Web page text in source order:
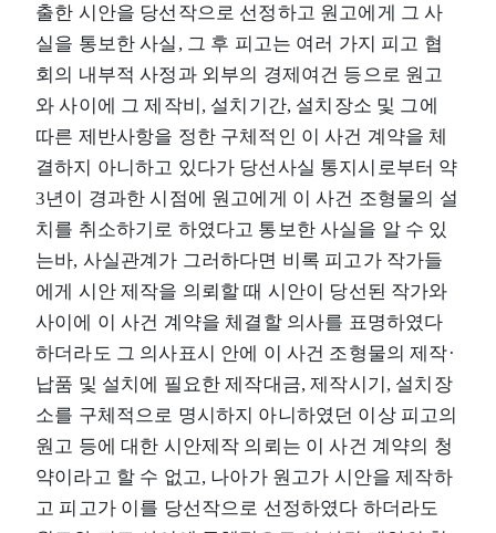
출한 시안을 당선작으로 선정하고 원고에게 그 사
실을 통보한 사실, 그 후 피고는 여러 가지 피고 협
회의 내부적 사정과 외부의 경제여건 등으로 원고
와 사이에 그 제작비, 설치기간, 설치장소 및 그에
따른 제반사항을 정한 구체적인 이 사건 계약을 체
결하지 아니하고 있다가 당선사실 통지시로부터 약
3년이 경과한 시점에 원고에게 이 사건 조형물의 설
치를 취소하기로 하였다고 통보한 사실을 알 수 있
는바, 사실관계가 그러하다면 비록 피고가 작가들
에게 시안 제작을 의뢰할 때 시안이 당선된 작가와
사이에 이 사건 계약을 체결할 의사를 표명하였다
하더라도 그 의사표시 안에 이 사건 조형물의 제작·
납품 및 설치에 필요한 제작대금, 제작시기, 설치장
소를 구체적으로 명시하지 아니하였던 이상 피고의
원고 등에 대한 시안제작 의뢰는 이 사건 계약의 청
약이라고 할 수 없고, 나아가 원고가 시안을 제작하
고 피고가 이를 당선작으로 선정하였다 하더라도